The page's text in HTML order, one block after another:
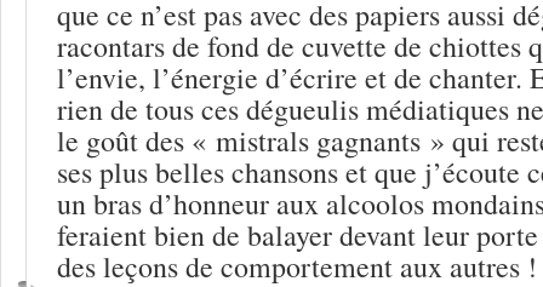
que ce n’est pas avec des papiers aussi
racontars de fond de cuvette de chiottes
l’envie, l’énergie d’écrire et de chanter.
rien de tous ces dégueulis médiatiques
le goût des « mistrals gagnants » qui
ses plus belles chansons et que j’écoute
un bras d’honneur aux alcoolos
feraient bien de balayer devant leur
des leçons de comportement aux autres !